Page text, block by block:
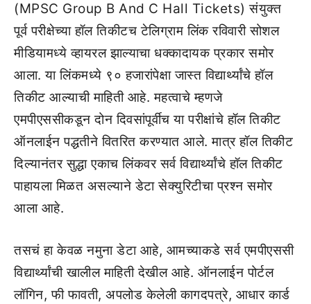
(MPSC Group B And C Hall Tickets) संयुक्त
पूर्व परीक्षेच्या हॉल तिकीटच टेलिग्राम लिंक रविवारी सोशल
मीडियामध्ये व्हायरल झाल्याचा धक्कादायक प्रकार समोर
आला. या लिंकमध्ये ९० हजारांपेक्षा जास्त विद्यार्थ्यांचे हॉल
तिकीट आल्याची माहिती आहे. महत्वाचे म्हणजे
एमपीएससीकडून दोन दिवसांपूर्वीच या परीक्षांचे हॉल तिकीट
ऑनलाईन पद्धतीने वितरित करण्यात आले. मात्र हॉल तिकीट
दिल्यानंतर सुद्धा एकाच लिंकवर सर्व विद्यार्थ्यांचे हॉल तिकीट
पाहायला मिळत असल्याने डेटा सेक्युरिटीचा प्रश्न समोर
आला आहे.
तसचं हा केवळ नमुना डेटा आहे, आमच्याकडे सर्व एमपीएससी
विद्यार्थ्यांची खालील माहिती देखील आहे. ऑनलाईन पोर्टल
लॉगिन, फी फावती, अपलोड केलेली कागदपत्रे, आधार कार्ड